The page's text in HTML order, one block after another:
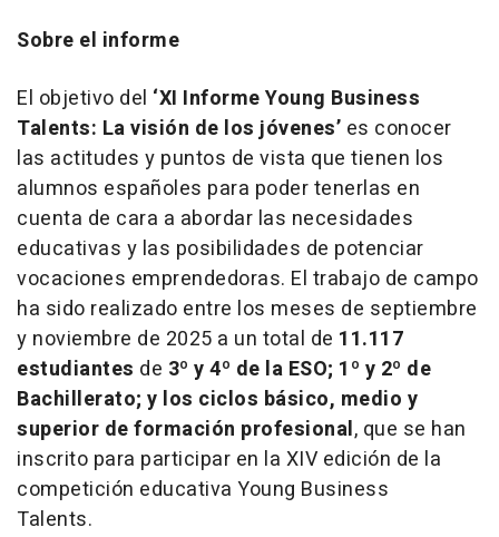
Sobre el informe
El objetivo del ‘XI Informe Young Business
Talents: La visión de los jóvenes’ es conocer
las actitudes y puntos de vista que tienen los
alumnos españoles para poder tenerlas en
cuenta de cara a abordar las necesidades
educativas y las posibilidades de potenciar
vocaciones emprendedoras. El trabajo de campo
ha sido realizado entre los meses de septiembre
y noviembre de 2025 a un total de 11.117
estudiantes de 3º y 4º de la ESO; 1º y 2º de
Bachillerato; y los ciclos básico, medio y
superior de formación profesional, que se han
inscrito para participar en la XIV edición de la
competición educativa Young Business
Talents.